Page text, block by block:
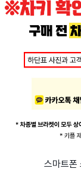
스마트폰